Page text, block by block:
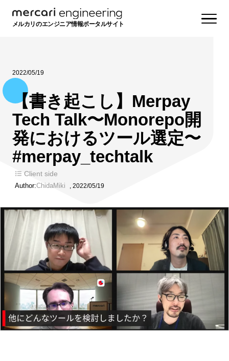
メルカリのエンジニア情報ポータルサイト
2022/05/19
【書き起こし】Merpay
Tech Talk〜Monorepo開
発におけるツール選定〜
#merpay_techtalk
Client side
Author:ChidaMiki , 2022/05/19